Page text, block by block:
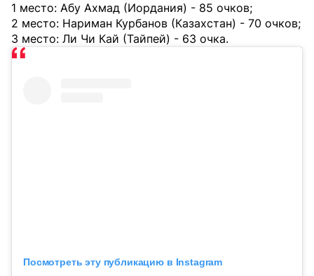
1 место: Абу Ахмад (Иордания) - 85 очков;
2 место: Нариман Курбанов (Казахстан) - 70 очков;
3 место: Ли Чи Кай (Тайпей) - 63 очка.
Посмотреть эту публикацию в Instagram